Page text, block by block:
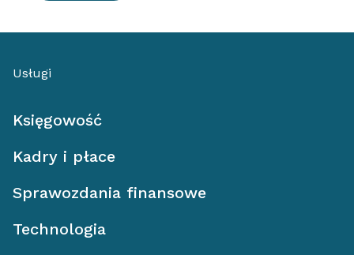
Usługi
Księgowość
Kadry i płace
Sprawozdania finansowe
Technologia